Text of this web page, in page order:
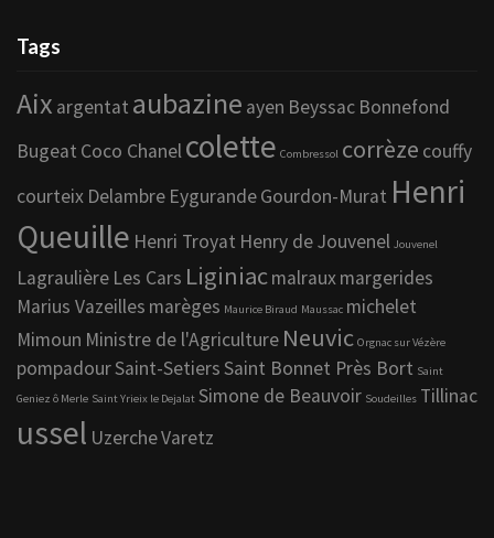
Tags
Aix argentat aubazine ayen Beyssac Bonnefond
Bugeat Coco Chanelcolette Combressol corrèze couffy
courteix Delambre EygurandeGourdon-Murat Henri
Queuille Henri Troyat Henry de Jouvenel Jouvenel
Lagraulière Les Cars Liginiacmalrauxmargerides
Marius Vazeilles marèges Maurice Biraud Maussac michelet
Mimoun Ministre de l'Agriculture Neuvic Orgnac sur Vézère
pompadourSaint-SetiersSaint Bonnet Près Bort Saint
Geniez ô Merle Saint Yrieix le Dejalat Simone de Beauvoir Soudeilles Tillinac
ussel UzercheVaretz